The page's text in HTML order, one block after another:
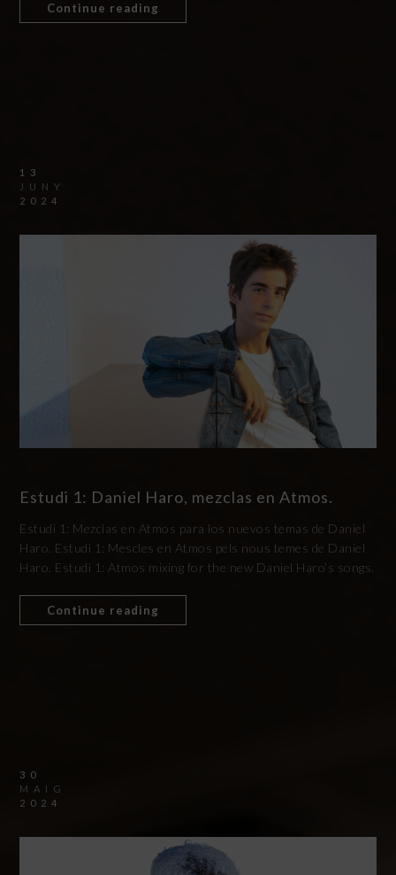
Continue reading
13
JUNY
2024
Estudi 1: Daniel Haro, mezclas en Atmos.
Estudi 1: Mezclas en Atmos para los nuevos temas de Daniel
Haro. Estudi 1: Mescles en Atmos pels nous temes de Daniel
Haro. Estudi 1: Atmos mixing for the new Daniel Haro’s songs.
Continue reading
30
MAIG
2024